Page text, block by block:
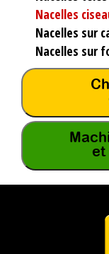
Nacelles
Nacelles sur
Nacelles sur
et